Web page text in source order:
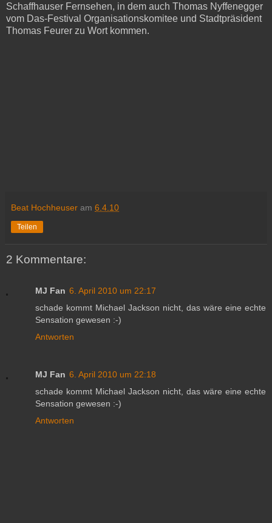
Schaffhauser Fernsehen, in dem auch Thomas Nyffenegger
vom Das-Festival Organisationskomitee und Stadtpräsident
Thomas Feurer zu Wort kommen.
Beat Hochheuser am 6.4.10
Teilen
2 Kommentare:
MJ Fan 6. April 2010 um 22:17
schade kommt Michael Jackson nicht, das wäre eine echte
Sensation gewesen :-)
Antworten
MJ Fan 6. April 2010 um 22:18
schade kommt Michael Jackson nicht, das wäre eine echte
Sensation gewesen :-)
Antworten